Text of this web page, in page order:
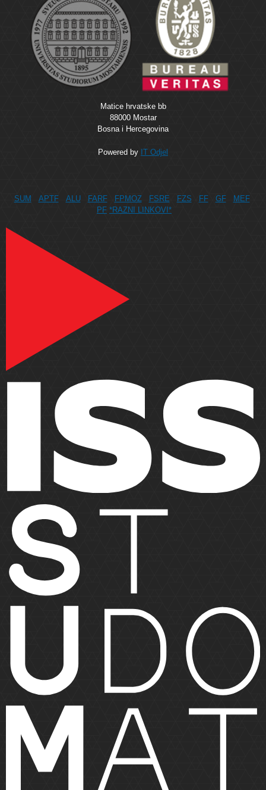
Matice hrvatske bb
88000 Mostar
Bosna i Hercegovina
Powered by IT Odjel
SUM APTF ALU FARF FPMOZ FSRE FZS FF GF
MEF
PF *RAZNI LINKOVI*